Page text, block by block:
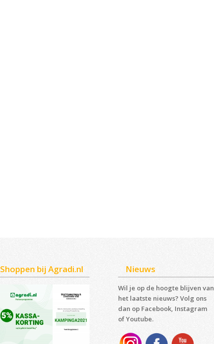
Shoppen bij Agradi.nl Nieuws
Wil je op de hoogte blijven van
het laatste nieuws? Volg ons
dan op Facebook, Instagram
of Youtube.